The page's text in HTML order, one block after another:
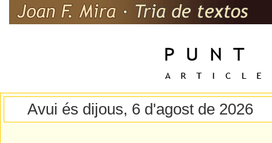
Avui és dijous, 6 d'agost de 2026